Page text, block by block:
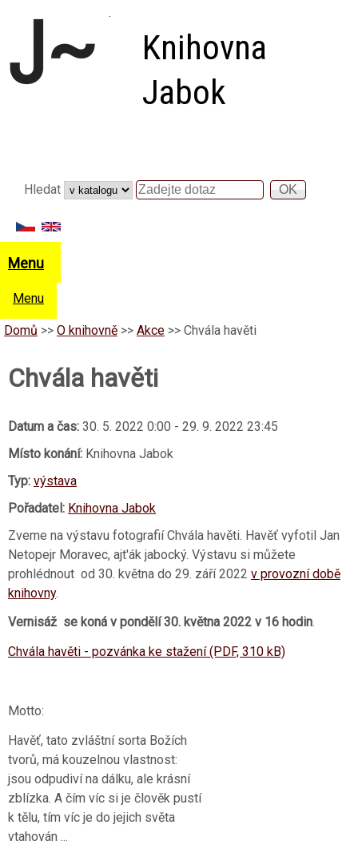
Přejít k hlavnímu obsahu
Knihovna
Jabok
Hledat
Hledat
Menu
Menu
Domů >> O knihovně >> Akce >> Chvála havěti
Chvála havěti
Datum a čas: 30. 5. 2022 0:00 - 29. 9. 2022 23:45
Místo konání: Knihovna Jabok
Typ: výstava
Pořadatel: Knihovna Jabok
Zveme na výstavu fotografií Chvála havěti. Havěť vyfotil Jan
Netopejr Moravec, ajt'ák jabocký. Výstavu si můžete
prohlédnout od 30. května do 29. září 2022 v provozní době
knihovny.
Vernisáž se koná v pondělí 30. května 2022 v 16 hodin.
Chvála havěti - pozvánka ke stažení (PDF, 310 kB)
Motto:
Havěť, tato zvláštní sorta Božích
tvorů, má kouzelnou vlastnost:
jsou odpudiví na dálku, ale krásní
zblízka. A čím víc si je člověk pustí
k tělu, tím víc je do jejich světa
vtahován ...